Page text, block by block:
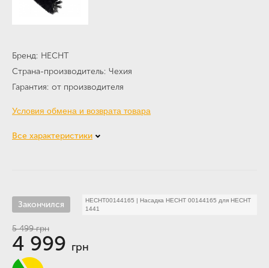
Бренд HECHT
Страна-производитель Чехия
Гарантия от производителя
Условия обмена и возврата товара
Все характеристики
Закончился HECHT00144165 | Насадка HECHT 00144165 для HECHT
1441
5 499грн
4 999 грн